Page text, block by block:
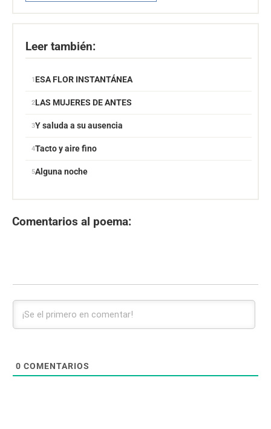
Leer también:
ESA FLOR INSTANTÁNEA
LAS MUJERES DE ANTES
Y saluda a su ausencia
Tacto y aire fino
Alguna noche
Comentarios al poema:
0 COMENTARIOS